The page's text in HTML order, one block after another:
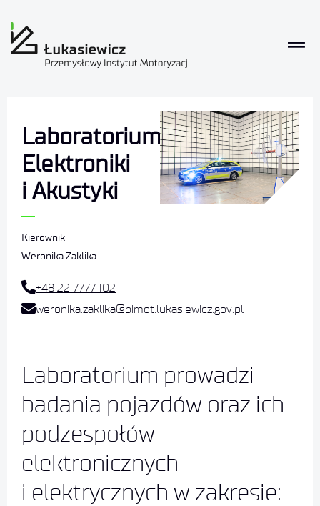
Laboratorium
Elektroniki
i Akustyki​
Kierownik
Weronika Zaklika
+48 22 7777 102
weronika.zaklika@pimot.lukasiewicz.gov.pl
Laboratorium prowadzi
badania pojazdów oraz ich
podzespołów
elektronicznych
i elektrycznych w zakresie: